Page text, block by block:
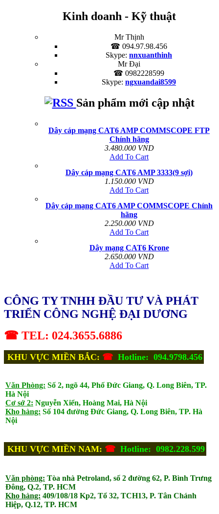
Kinh doanh - Kỹ thuật
Mr Thịnh
☎ 094.97.98.456
Skype: nnxuanthinh
Mr Đại
☎ 0982228599
Skype: ngxuandai8599
Sản phẩm mới cập nhật
Dây cáp mạng CAT6 AMP COMMSCOPE FTP
Chính hãng
3.480.000 VND
Add To Cart
Dây cáp mạng CAT6 AMP 3333(9 sợi)
1.150.000 VND
Add To Cart
Dây cáp mạng CAT6 AMP COMMSCOPE Chính
hãng
2.250.000 VND
Add To Cart
Dây mạng CAT6 Krone
2.650.000 VND
Add To Cart
CÔNG TY TNHH ĐẦU TƯ VÀ PHÁT
TRIỂN CÔNG NGHỆ ĐẠI DƯƠNG
☎ TEL: 024.3655.6886
KHU VỰC MIỀN BẮC: ☎ Hotline: 094.9798.456
Văn Phòng: Số 2, ngõ 44, Phố Đức Giang, Q. Long Biên, TP.
Hà Nội
Cơ sở 2: Nguyễn Xiển, Hoàng Mai, Hà Nội
Kho hàng: Số 104 đường Đức Giang, Q. Long Biên, TP. Hà
Nội
KHU VỰC MIỀN NAM: ☎ Hotline: 0982.228.599
Văn phòng: Tòa nhà Petroland, số 2 đường 62, P. Bình Trưng
Đông, Q.2, TP. HCM
Kho hàng: 409/108/18 Kp2, Tổ 32, TCH13, P. Tân Chánh
Hiệp, Q.12, TP. HCM